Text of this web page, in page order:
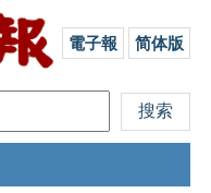
電子報 简体版